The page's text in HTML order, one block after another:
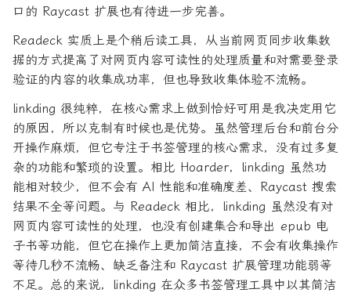
口的 Raycast 扩展也有待进一步完善。
Readeck 实质上是个稍后读工具，从当前网页同步收集数
据的方式提高了对网页内容可读性的处理质量和对需要登录
验证的内容的收集成功率，但也导致收集体验不流畅。
linkding 很纯粹，在核心需求上做到恰好可用是我决定用它
的原因，所以克制有时候也是优势。虽然管理后台和前台分
开操作麻烦，但它专注于书签管理的核心需求，没有过多复
杂的功能和繁琐的设置。相比 Hoarder，linkding 虽然功
能相对较少，但不会有 AI 性能和准确度差、Raycast 搜索
结果不全等问题。与 Readeck 相比，linkding 虽然没有对
网页内容可读性的处理，也没有创建集合和导出 epub 电
子书等功能，但它在操作上更加简洁直接，不会有收集操作
等待几秒不流畅、缺乏备注和 Raycast 扩展管理功能弱等
不足。总的来说，linkding 在众多书签管理工具中以其简洁